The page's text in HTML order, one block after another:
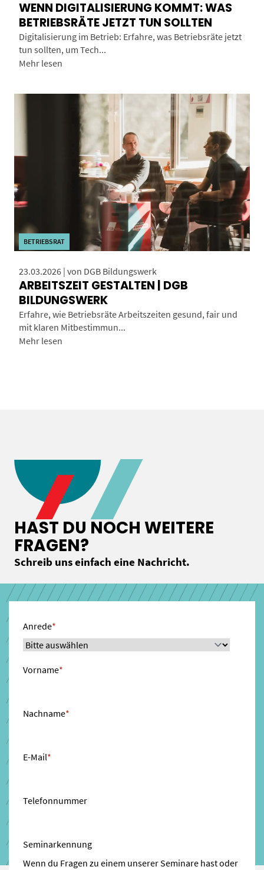
WENN DIGITALISIERUNG KOMMT: WAS
BETRIEBSRÄTE JETZT TUN SOLLTEN
Digitalisierung im Betrieb: Erfahre, was Betriebsräte jetzt
tun sollten, um Tech...
Mehr lesen
BETRIEBSRAT
23.03.2026 | von DGB Bildungswerk
ARBEITSZEIT GESTALTEN | DGB
BILDUNGSWERK
Erfahre, wie Betriebsräte Arbeitszeiten gesund, fair und
mit klaren Mitbestimmun...
Mehr lesen
HAST DU NOCH WEITERE
FRAGEN?
Schreib uns einfach eine Nachricht.
Anrede*
Vorname*
Nachname*
E-Mail*
Telefonnummer
Seminarkennung
Wenn du Fragen zu einem unserer Seminare hast oder